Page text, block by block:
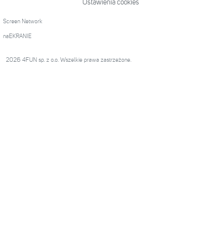
Ustawienia cookies
Screen Network
naEKRANIE
2026 4FUN sp. z o.o. Wszelkie prawa zastrzeżone.